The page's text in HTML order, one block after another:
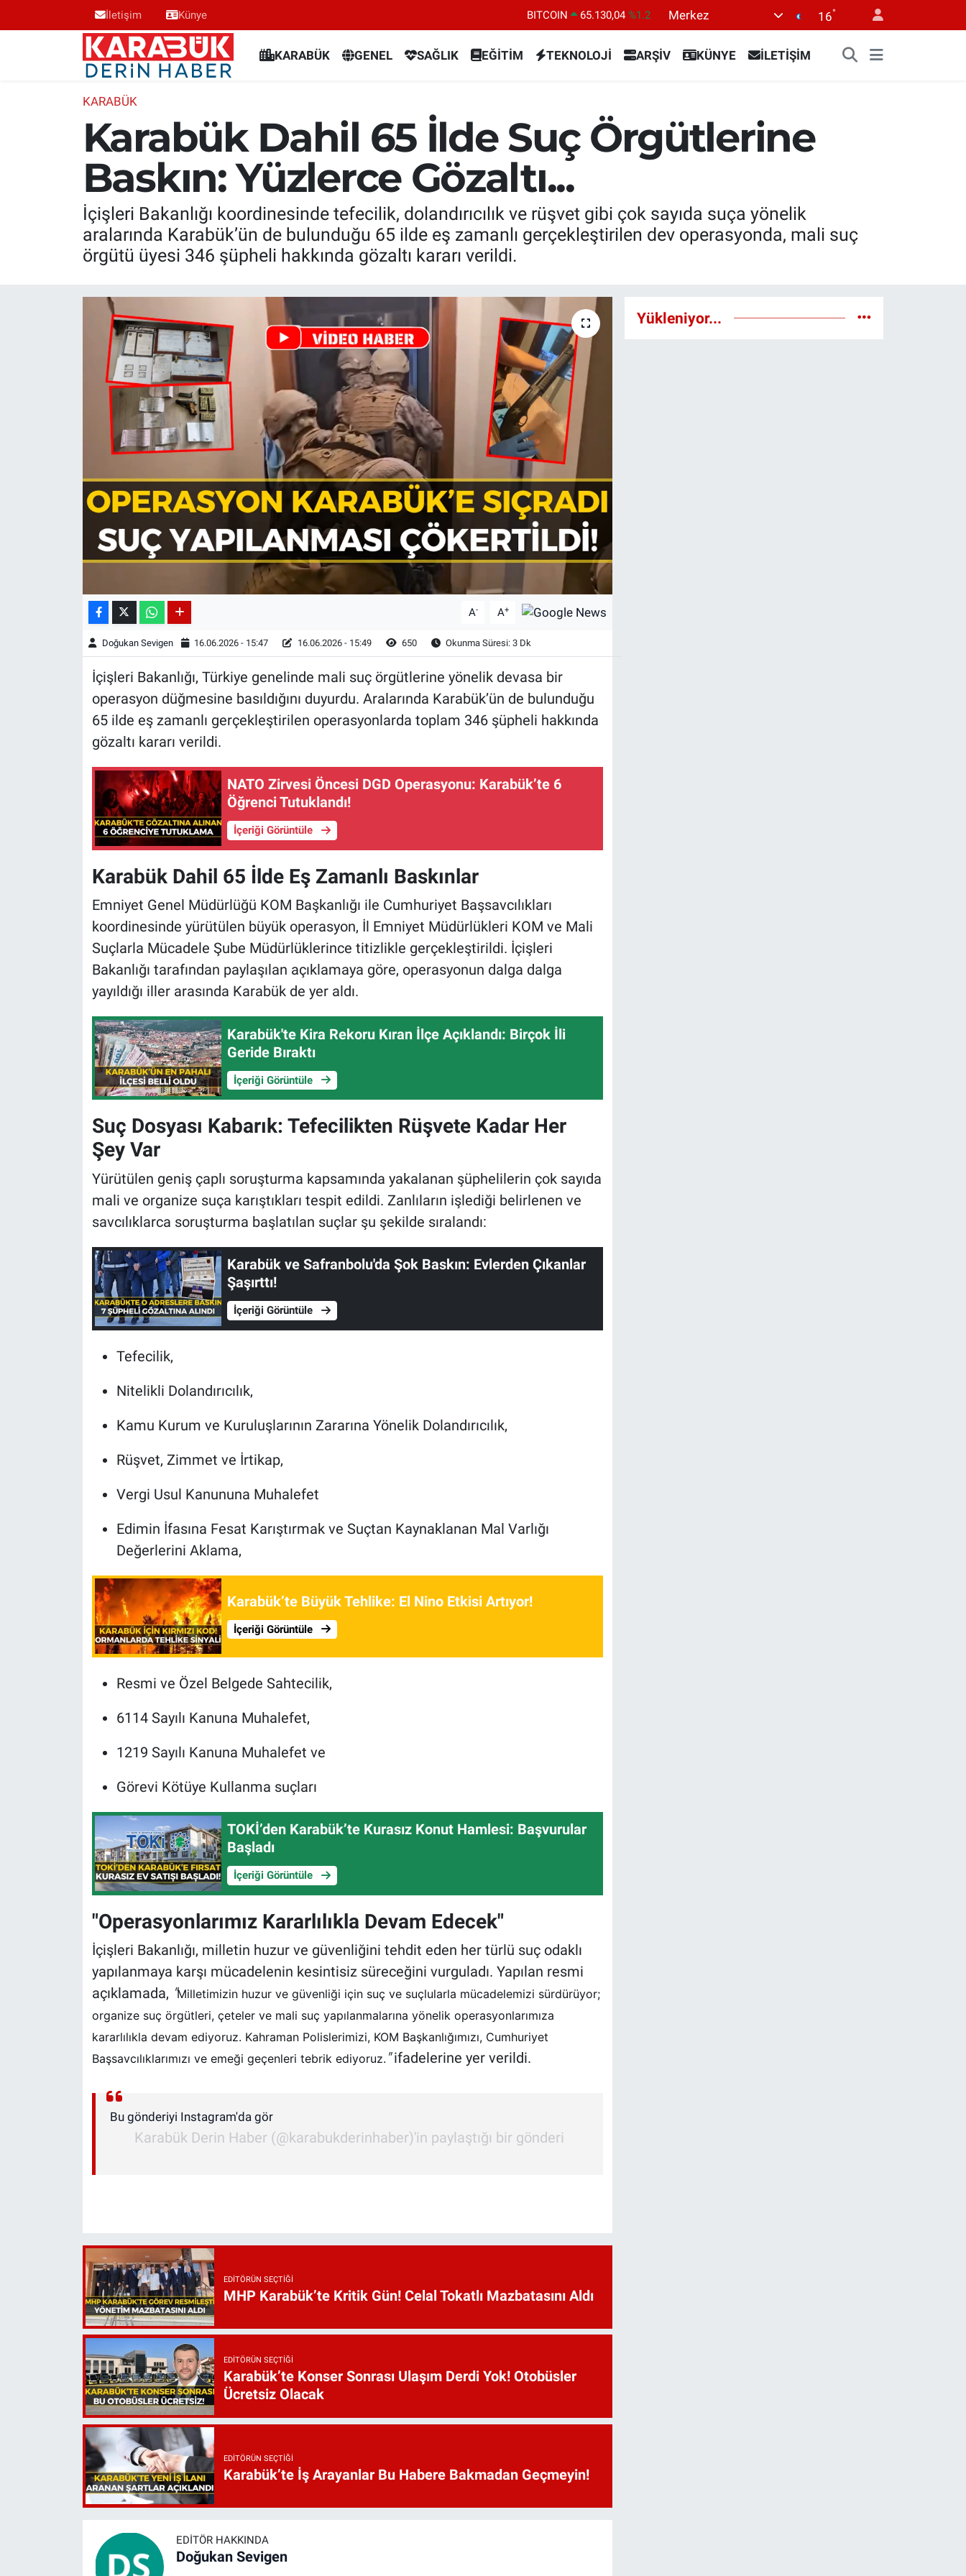
İletişim Künye DOLAR 47,7106 %0.17
13.773
BITCOIN
65.130,04 %1.2
Merkez 16°
KARABÜK GENEL SAĞLIK EĞİTİM TEKNOLOJİ ARŞİV KÜNYE İLETİŞİM
KARABÜK
Karabük Dahil 65 İlde Suç Örgütlerine
Baskın: Yüzlerce Gözaltı...
İçişleri Bakanlığı koordinesinde tefecilik, dolandırıcılık ve rüşvet gibi çok sayıda suça yönelik
aralarında Karabük’ün de bulunduğu 65 ilde eş zamanlı gerçekleştirilen dev operasyonda, mali suç
örgütü üyesi 346 şüpheli hakkında gözaltı kararı verildi.
A- A+
Doğukan Sevigen 16.06.2026 - 15:47 16.06.2026 - 15:49 650 Okunma Süresi: 3 Dk
İçişleri Bakanlığı, Türkiye genelinde mali suç örgütlerine yönelik devasa bir
operasyon düğmesine basıldığını duyurdu. Aralarında Karabük’ün de bulunduğu
65 ilde eş zamanlı gerçekleştirilen operasyonlarda toplam 346 şüpheli hakkında
gözaltı kararı verildi.
NATO Zirvesi Öncesi DGD Operasyonu: Karabük’te 6
Öğrenci Tutuklandı!
İçeriği Görüntüle
Karabük Dahil 65 İlde Eş Zamanlı Baskınlar
Emniyet Genel Müdürlüğü KOM Başkanlığı ile Cumhuriyet Başsavcılıkları
koordinesinde yürütülen büyük operasyon, İl Emniyet Müdürlükleri KOM ve Mali
Suçlarla Mücadele Şube Müdürlüklerince titizlikle gerçekleştirildi. İçişleri
Bakanlığı tarafından paylaşılan açıklamaya göre, operasyonun dalga dalga
yayıldığı iller arasında Karabük de yer aldı.
Karabük'te Kira Rekoru Kıran İlçe Açıklandı: Birçok İli
Geride Bıraktı
İçeriği Görüntüle
Suç Dosyası Kabarık: Tefecilikten Rüşvete Kadar Her
Şey Var
Yürütülen geniş çaplı soruşturma kapsamında yakalanan şüphelilerin çok sayıda
mali ve organize suça karıştıkları tespit edildi. Zanlıların işlediği belirlenen ve
savcılıklarca soruşturma başlatılan suçlar şu şekilde sıralandı:
Karabük ve Safranbolu'da Şok Baskın: Evlerden Çıkanlar
Şaşırttı!
İçeriği Görüntüle
Tefecilik,
Nitelikli Dolandırıcılık,
Kamu Kurum ve Kuruluşlarının Zararına Yönelik Dolandırıcılık,
Rüşvet, Zimmet ve İrtikap,
Vergi Usul Kanununa Muhalefet
Edimin İfasına Fesat Karıştırmak ve Suçtan Kaynaklanan Mal Varlığı
Değerlerini Aklama,
Karabük’te Büyük Tehlike: El Nino Etkisi Artıyor!
İçeriği Görüntüle
Resmi ve Özel Belgede Sahtecilik,
6114 Sayılı Kanuna Muhalefet,
1219 Sayılı Kanuna Muhalefet ve
Görevi Kötüye Kullanma suçları
TOKİ’den Karabük’te Kurasız Konut Hamlesi: Başvurular
Başladı
İçeriği Görüntüle
"Operasyonlarımız Kararlılıkla Devam Edecek"
İçişleri Bakanlığı, milletin huzur ve güvenliğini tehdit eden her türlü suç odaklı
yapılanmaya karşı mücadelenin kesintisiz süreceğini vurguladı. Yapılan resmi
açıklamada, "Milletimizin huzur ve güvenliği için suç ve suçlularla mücadelemizi sürdürüyor;
organize suç örgütleri, çeteler ve mali suç yapılanmalarına yönelik operasyonlarımıza
kararlılıkla devam ediyoruz. Kahraman Polislerimizi, KOM Başkanlığımızı, Cumhuriyet
Başsavcılıklarımızı ve emeği geçenleri tebrik ediyoruz. "ifadelerine yer verildi.
Bu gönderiyi Instagram'da gör
Karabük Derin Haber (@karabukderinhaber)'in paylaştığı bir gönderi
EDITÖRÜN SEÇTIĞI
MHP Karabük’te Kritik Gün! Celal Tokatlı Mazbatasını Aldı
EDITÖRÜN SEÇTIĞI
Karabük’te Konser Sonrası Ulaşım Derdi Yok! Otobüsler
Ücretsiz Olacak
EDITÖRÜN SEÇTIĞI
Karabük’te İş Arayanlar Bu Habere Bakmadan Geçmeyin!
EDITÖR HAKKINDA
Doğukan Sevigen
Yükleniyor...
Karabük Nöbetçi Eczaneler
Karabük Hava Durumu
Karabük Trafik Yoğunluk Haritası
Süper Lig Puan Durumu ve Fikstür
Tüm Manşetler
Son Dakika Haberleri